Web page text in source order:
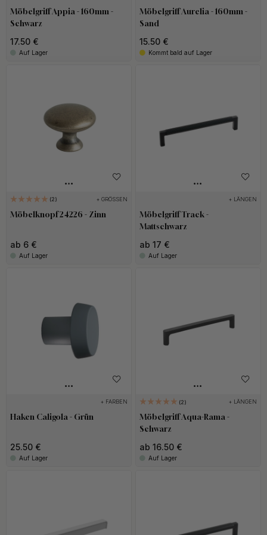
Möbelgriff Appia - 160mm -
Schwarz
17.50 €
Auf Lager
Möbelgriff Aurelia - 160mm -
Sand
15.50 €
Kommt bald auf Lager
2 + GRÖSSEN
Möbelknopf 24226 - Zinn
ab 6 €
Auf Lager
+ LÄNGEN
Möbelgriff Track -
Mattschwarz
ab 17 €
Auf Lager
+ FARBEN
Haken Caligola - Grün
25.50 €
Auf Lager
2 + LÄNGEN
Möbelgriff Aqua-Rama -
Schwarz
ab 16.50 €
Auf Lager